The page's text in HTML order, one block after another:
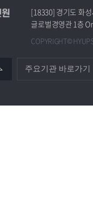
[18330] 경기도 화
글로벌경영관 1층
COPYRIGHT©